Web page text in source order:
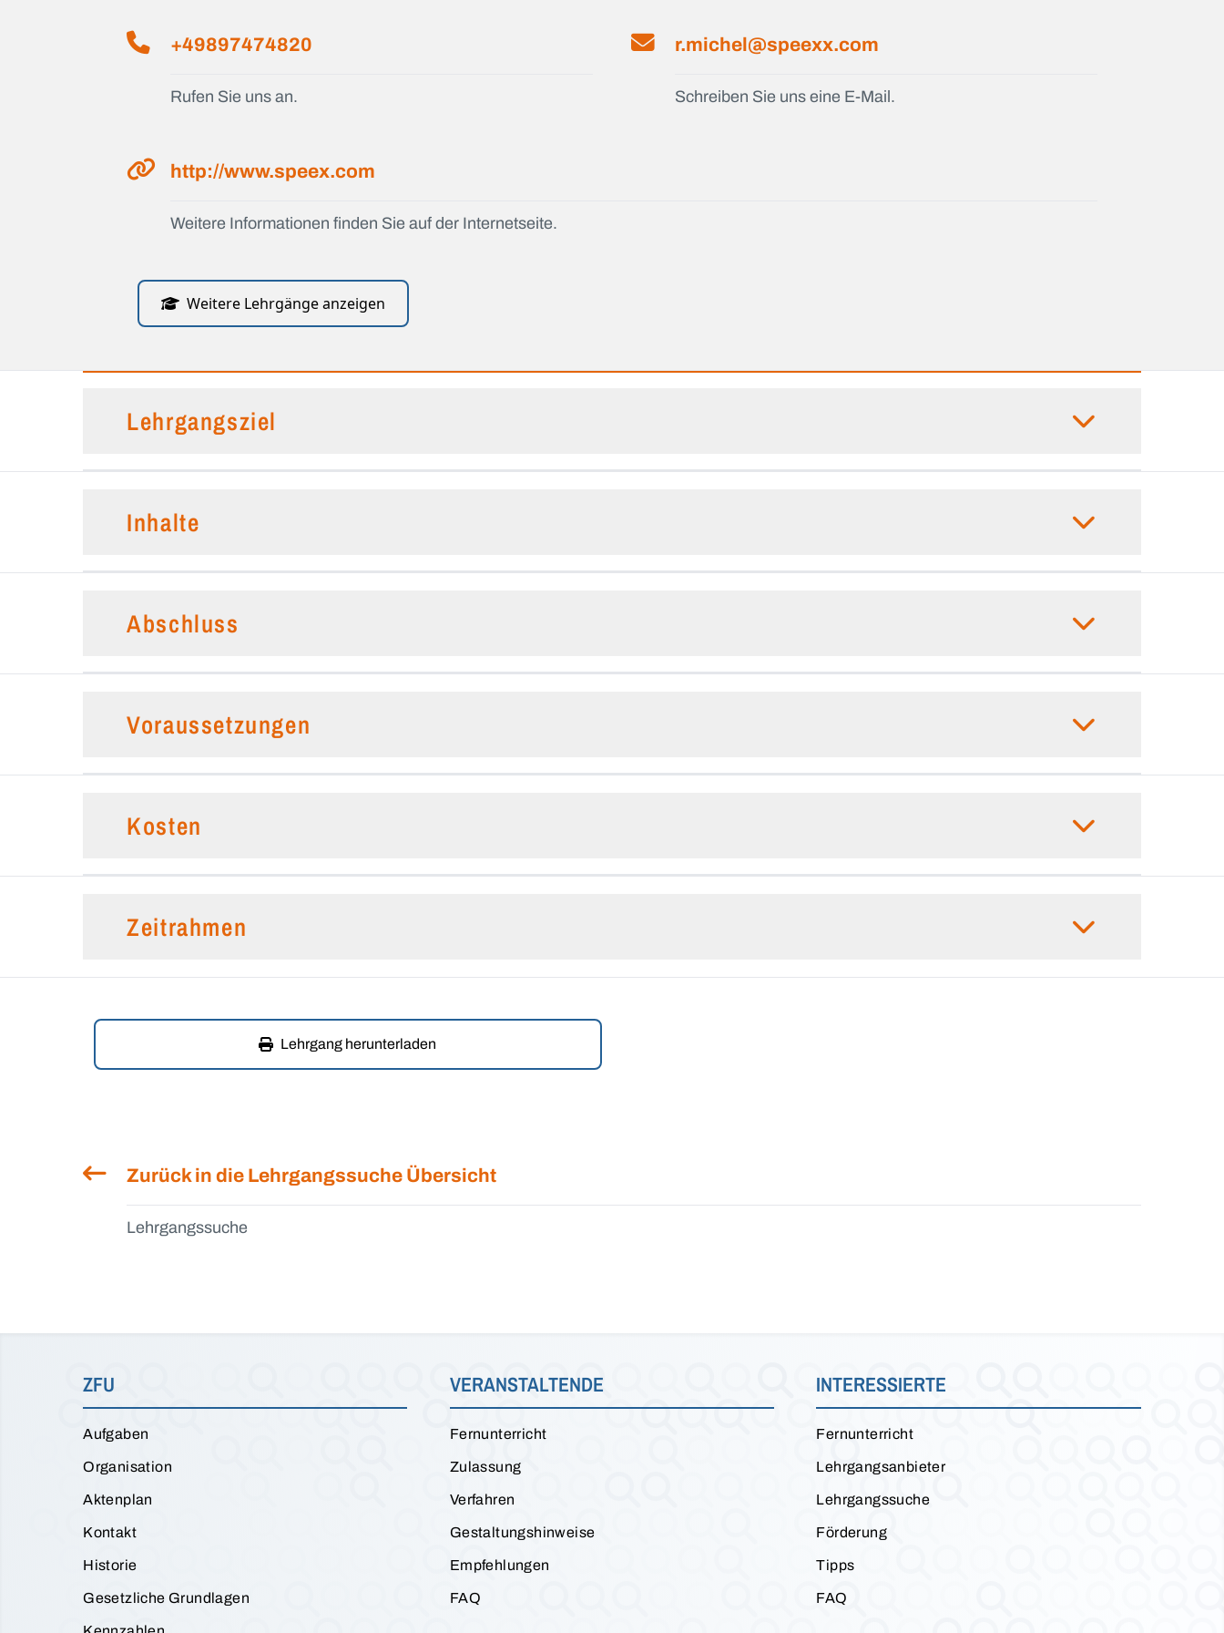
+49897474820
Rufen Sie uns an.
r.michel@speexx.com
Schreiben Sie uns eine E-Mail.
http://www.speex.com
Weitere Informationen finden Sie auf der Internetseite.
Weitere Lehrgänge anzeigen
Lehrgangsziel
Inhalte
Abschluss
Voraussetzungen
Kosten
Zeitrahmen
Lehrgang herunterladen
Zurück in die Lehrgangssuche Übersicht
Lehrgangssuche
ZFU
Aufgaben
Organisation
Aktenplan
Kontakt
Historie
Gesetzliche Grundlagen
VERANSTALTENDE
Fernunterricht
Zulassung
Verfahren
Gestaltungshinweise
Empfehlungen
FAQ
INTERESSIERTE
Fernunterricht
Lehrgangsanbieter
Lehrgangssuche
Förderung
Tipps
FAQ